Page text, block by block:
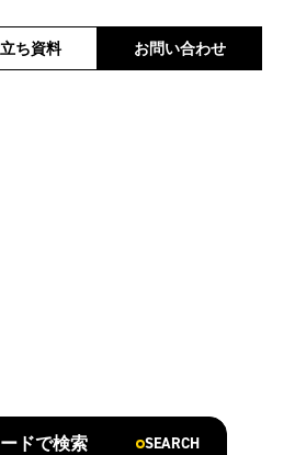
ち資料 お問い合わせ
ドで検索 SEARCH